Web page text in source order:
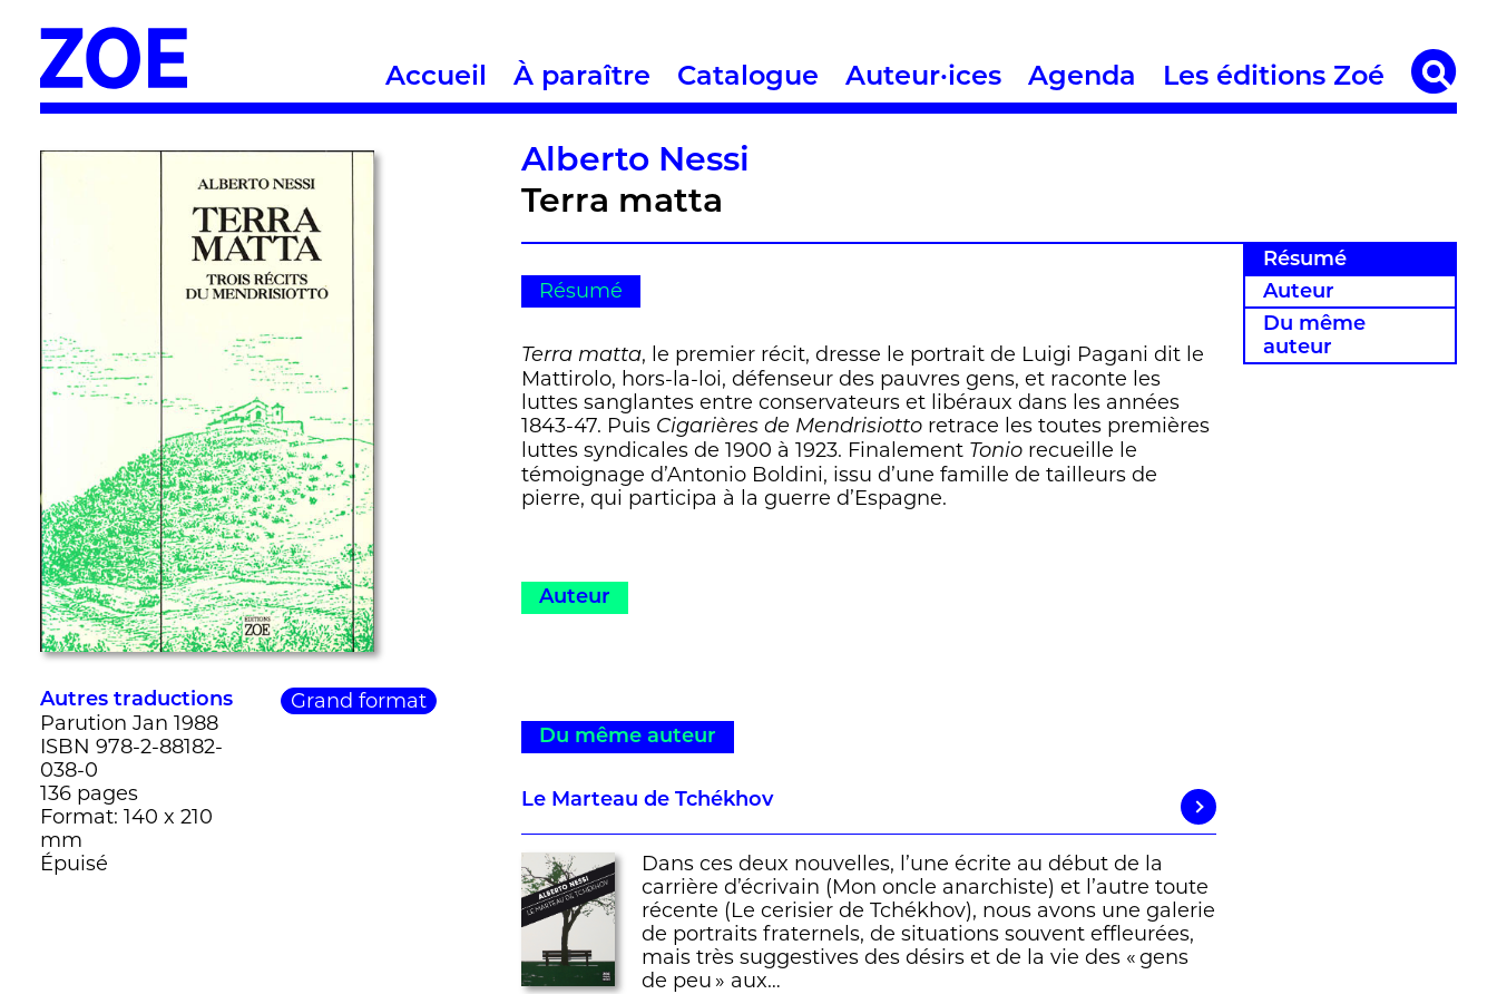
Accueil À paraître Catalogue Auteur·ices Agenda Les éditions Zoé
Autres traductions
Parution Jan 1988
ISBN 978-2-88182-
038-0
136 pages
Format: 140 x 210
mm
Épuisé
Grand format
Alberto Nessi
Terra matta
Résumé
Auteur
Du même
auteur
Résumé
Terra matta, le premier récit, dresse le portrait de Luigi Pagani dit le
Mattirolo, hors-la-loi, défenseur des pauvres gens, et raconte les
luttes sanglantes entre conservateurs et libéraux dans les années
1843-47. Puis Cigarières de Mendrisiotto retrace les toutes premières
luttes syndicales de 1900 à 1923. Finalement Tonio recueille le
témoignage d’Antonio Boldini, issu d’une famille de tailleurs de
pierre, qui participa à la guerre d’Espagne.
Auteur
Du même auteur
Le Marteau de Tchékhov
Dans ces deux nouvelles, l’une écrite au début de la
carrière d’écrivain (Mon oncle anarchiste) et l’autre toute
récente (Le cerisier de Tchékhov), nous avons une galerie
de portraits fraternels, de situations souvent effleurées,
mais très suggestives des désirs et de la vie des « gens
de peu » aux…